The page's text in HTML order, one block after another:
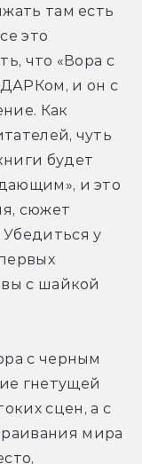
там есть
это
что «Вора с
и он с
Как
чуть
будет
и это
сюжет
у
с шайкой
с черным
гнетущей
сцен, а с
мира